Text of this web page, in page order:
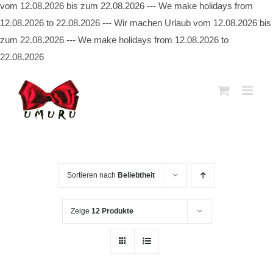
vom 12.08.2026 bis zum 22.08.2026 --- We make holidays from
12.08.2026 to 22.08.2026 --- Wir machen Urlaub vom 12.08.2026 bis
zum 22.08.2026 --- We make holidays from 12.08.2026 to
22.08.2026
Inhalt
springen
Sortieren nach Beliebtheit
Zeige 12 Produkte